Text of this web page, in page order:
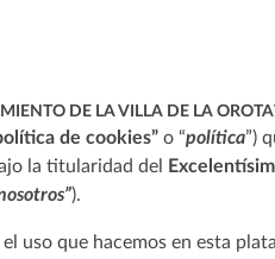
DE LA VILLA DE LA
de cookies” o “política”)
la titularidad del
).
uso que hacemos en esta